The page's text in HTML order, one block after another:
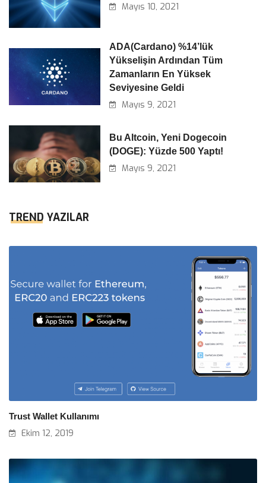
Mayıs 10, 2021
ADA(Cardano) %14’lük
Yükselişin Ardından Tüm
Zamanların En Yüksek
Seviyesine Geldi
Mayıs 9, 2021
Bu Altcoin, Yeni Dogecoin
(DOGE): Yüzde 500 Yaptı!
Mayıs 9, 2021
TREND YAZILAR
Trust Wallet Kullanımı
Ekim 12, 2019